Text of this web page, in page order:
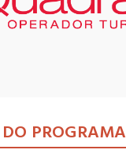
PROGRAMA